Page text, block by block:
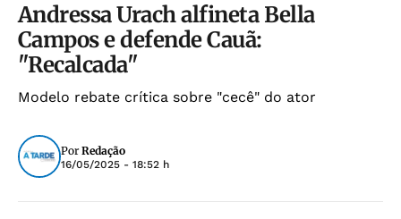
Andressa Urach alfineta Bella
Campos e defende Cauã:
"Recalcada"
Modelo rebate crítica sobre "cecê" do ator
Por Redação
16/05/2025 - 18:52 h